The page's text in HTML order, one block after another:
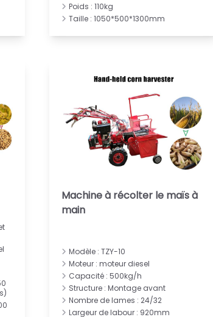
Poids : 110kg
Taille : 1050*500*1300mm
Machine à récolter le maïs à
main
Modèle : TZY-10
Moteur : moteur diesel
Capacité : 500kg/h
Structure : Montage avant
Nombre de lames : 24/32
Largeur de labour : 920mm